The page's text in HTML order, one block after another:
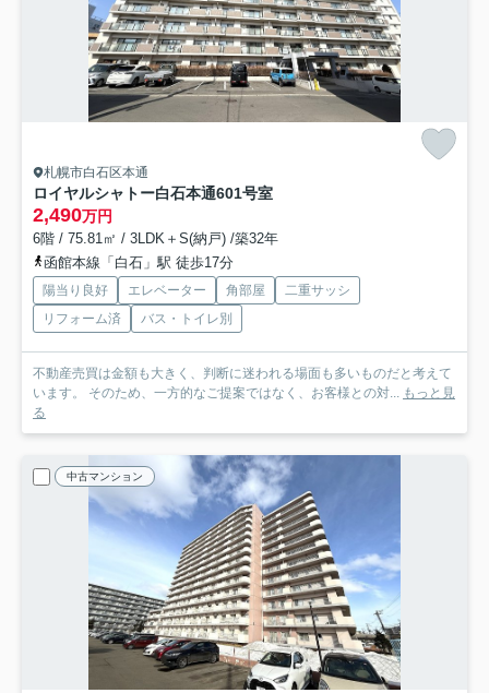
札幌市白石区本通
ロイヤルシャトー白石本通601号室
2,490万円
6階 / 75.81㎡ / 3LDK＋S(納戸) /築32年
函館本線「白石」駅 徒歩17分
陽当り良好 エレベーター 角部屋
二重サッシ
リフォーム済
バス・トイレ別
不動産売買は金額も大きく、判断に迷われる場面も多いものだと考えて
います。 そのため、一方的なご提案ではなく、お客様との対... もっと見
る
中古マンション